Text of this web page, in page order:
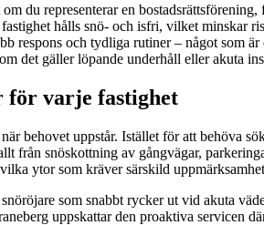
du representerar en bostadsrättsförening,
hålls snö- och isfri, vilket minskar
respons och tydliga rutiner – något som
det gäller löpande underhåll eller akuta
för varje fastighet
behovet uppstår. Istället för att behöva
från snöskottning av gångvägar,
ytor som kräver särskild
som snabbt rycker ut vid akuta
uppskattar den proaktiva servicen